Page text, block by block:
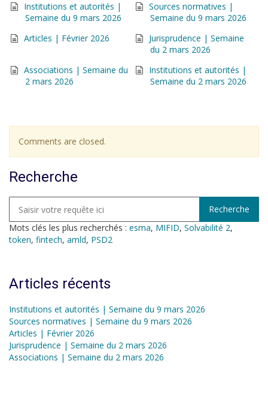
Institutions et autorités |
Semaine du 9 mars 2026
Sources normatives |
Semaine du 9 mars 2026
Articles | Février 2026
Jurisprudence | Semaine
du 2 mars 2026
Associations | Semaine du
2 mars 2026
Institutions et autorités |
Semaine du 2 mars 2026
Comments are closed.
Recherche
Mots clés les plus recherchés : esma, MIFID, Solvabilité 2,
token, fintech, amld, PSD2
Articles récents
Institutions et autorités | Semaine du 9 mars 2026
Sources normatives | Semaine du 9 mars 2026
Articles | Février 2026
Jurisprudence | Semaine du 2 mars 2026
Associations | Semaine du 2 mars 2026